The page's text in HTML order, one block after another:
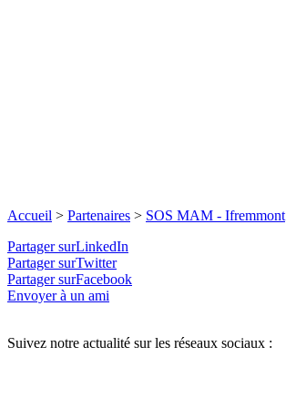
Accueil > Partenaires > SOS MAM - Ifremmont
Partager surLinkedIn
Partager surTwitter
Partager surFacebook
Envoyer à un ami
Suivez notre actualité sur les réseaux sociaux :